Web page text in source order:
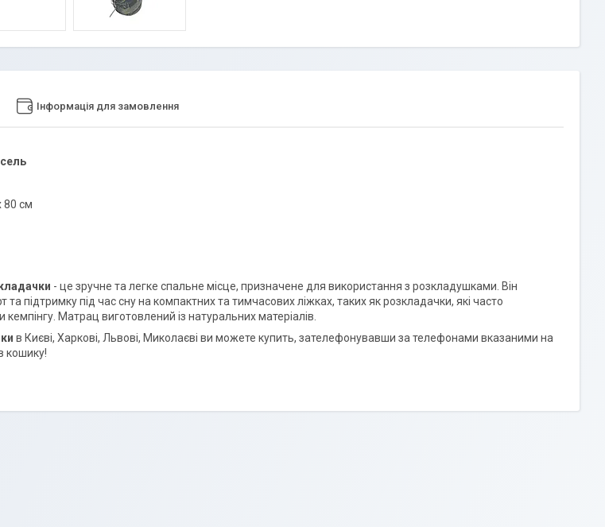
Інформація для замовлення
80 см
- це зручне та легке спальне місце, призначене для використання з розкладушками. Він
підтримку під час сну на компактних та тимчасових ліжках, таких як розкладачки, які часто
Матрац виготовлений із натуральних матеріалів.
в Києві, Харкові, Львові, Миколаєві ви можете купить, зателефонувавши за телефонами вказаними на
кошику!